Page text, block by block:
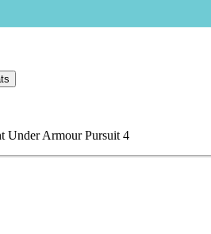
Under Armour Pursuit 4